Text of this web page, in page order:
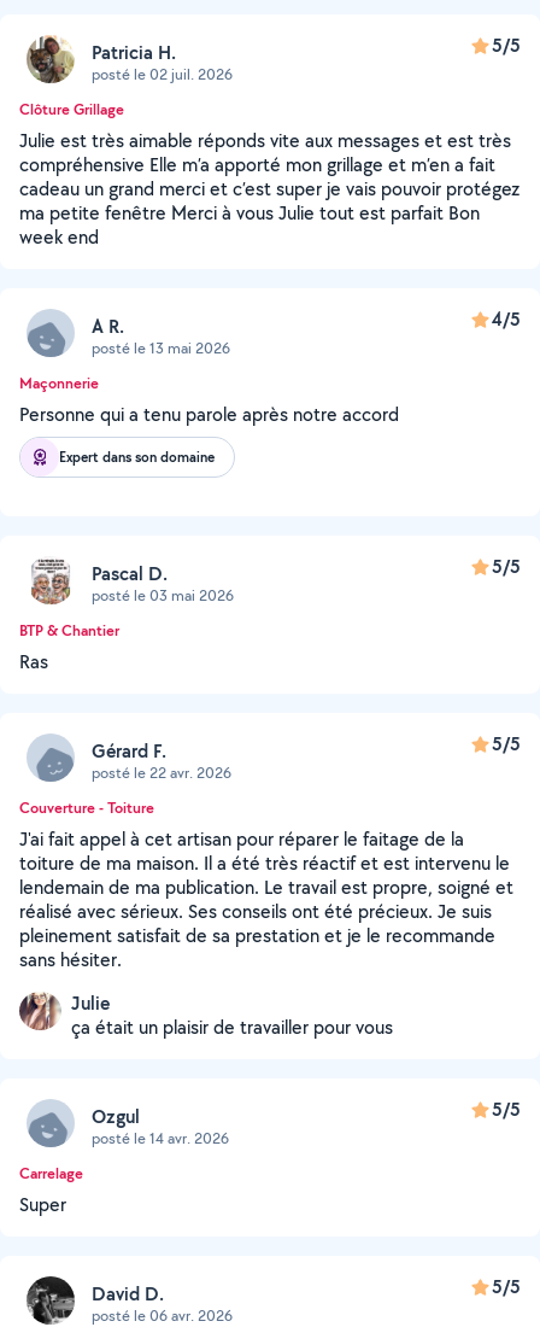
Patricia H.
posté le 02 juil. 2026
5/5
Clôture Grillage
Julie est très aimable réponds vite aux messages et est très
compréhensive Elle m’a apporté mon grillage et m’en a fait
cadeau un grand merci et c’est super je vais pouvoir protégez
ma petite fenêtre Merci à vous Julie tout est parfait Bon
week end
A R.
posté le 13 mai 2026
4/5
Maçonnerie
Personne qui a tenu parole après notre accord
Expert dans son domaine
Pascal D.
posté le 03 mai 2026
5/5
BTP & Chantier
Ras
Gérard F.
posté le 22 avr. 2026
5/5
Couverture - Toiture
J'ai fait appel à cet artisan pour réparer le faitage de la
toiture de ma maison. Il a été très réactif et est intervenu le
lendemain de ma publication. Le travail est propre, soigné et
réalisé avec sérieux. Ses conseils ont été précieux. Je suis
pleinement satisfait de sa prestation et je le recommande
sans hésiter.
Julie
ça était un plaisir de travailler pour vous
Ozgul
posté le 14 avr. 2026
5/5
Carrelage
Super
David D.
posté le 06 avr. 2026
5/5